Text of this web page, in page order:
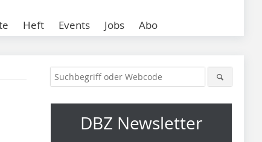
Heft Events Jobs Abo
DBZ Newsletter